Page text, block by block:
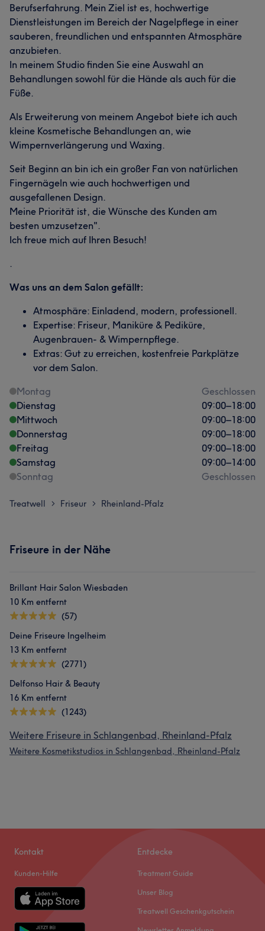
Berufserfahrung. Mein Ziel ist es, hochwertige
Dienstleistungen im Bereich der Nagelpflege in einer
sauberen, freundlichen und entspannten Atmosphäre
anzubieten.
In meinem Studio finden Sie eine Auswahl an
Behandlungen sowohl für die Hände als auch für die
Füße.
Als Erweiterung von meinem Angebot biete ich auch
kleine Kosmetische Behandlungen an, wie
Wimpernverlängerung und Waxing.
Seit Beginn an bin ich ein großer Fan von natürlichen
Fingernägeln wie auch hochwertigen und
ausgefallenen Design.
Meine Priorität ist, die Wünsche des Kunden am
besten umzusetzen".
Ich freue mich auf Ihren Besuch!
.
Was uns an dem Salon gefällt:
Atmosphäre: Einladend, modern, professionell.
Expertise: Friseur, Maniküre & Pediküre,
Augenbrauen- & Wimpernpflege.
Extras: Gut zu erreichen, kostenfreie Parkplätze
vor dem Salon.
Montag
Geschlossen
Dienstag
09:00–18:00
Mittwoch
09:00–18:00
Donnerstag
09:00–18:00
Freitag
09:00–18:00
Samstag
09:00–14:00
Sonntag
Geschlossen
Treatwell > Friseur > Rheinland-Pfalz
Friseure in der Nähe
Brillant Hair Salon Wiesbaden
10 Km entfernt
(57)
Deine Friseure Ingelheim
13 Km entfernt
(2771)
Delfonso Hair & Beauty
16 Km entfernt
(1243)
Weitere Friseure in Schlangenbad, Rheinland-Pfalz
Weitere Kosmetikstudios in Schlangenbad, Rheinland-Pfalz
Kontakt
Kunden-Hilfe
Entdecke
Treatment Guide
Unser Blog
Treatwell Geschenkgutschein